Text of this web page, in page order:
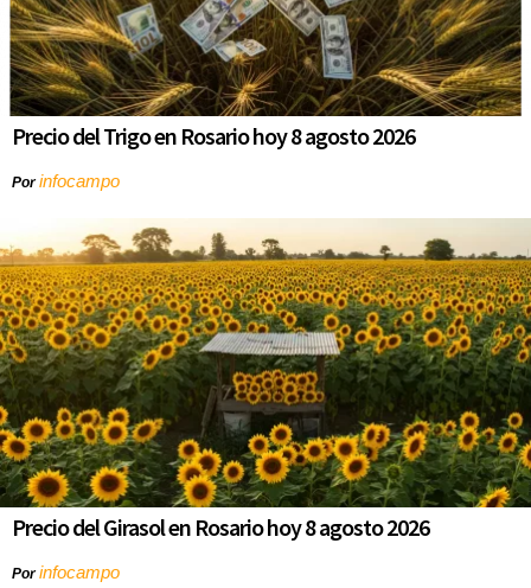
Precio del Trigo en Rosario hoy 8 agosto 2026
Porinfocampo
Precio del Girasol en Rosario hoy 8 agosto 2026
Porinfocampo